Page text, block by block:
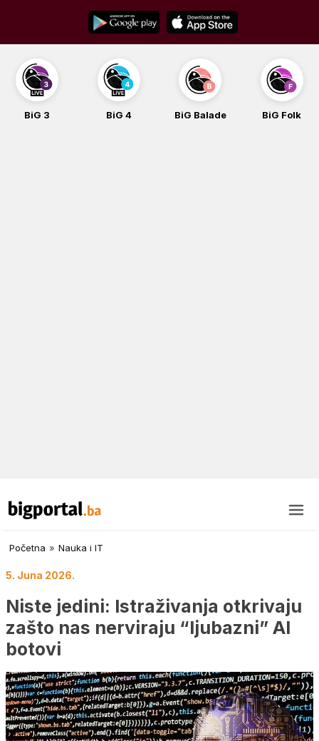
content
BiG 3 BiG 4 BiG Balade BiG Folk
Početna » Nauka i IT
5. Juna 2026.
Niste jedini: Istraživanja otkrivaju
zašto nas nerviraju “ljubazni” AI
botovi